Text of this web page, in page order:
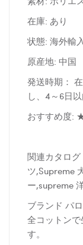
在庫: あり
状態: 海外輸
原産地: 中国
発送時期：
し、4～6日
おすすめ
関連カタロ
ツ,Supreme
ー,supreme
ブランド パ
全コットン
す。